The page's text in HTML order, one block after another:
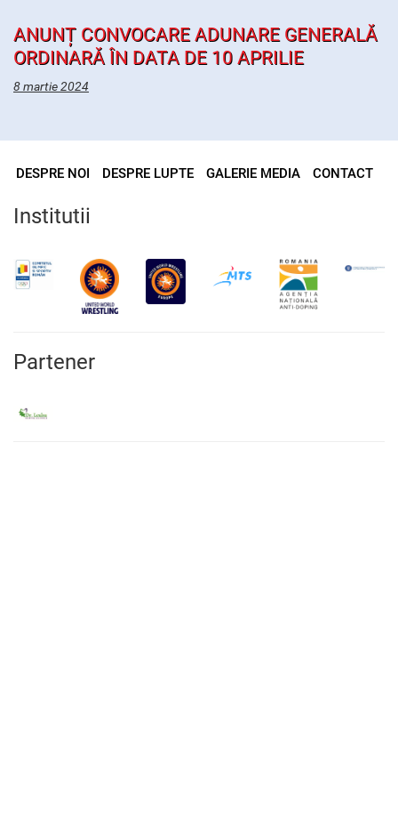
ANUNȚ CONVOCARE ADUNARE GENERALĂ
ORDINARĂ ÎN DATA DE 10 APRILIE
8 martie 2024
DESPRE NOI DESPRE LUPTE GALERIE MEDIA CONTACT
Institutii
Partener